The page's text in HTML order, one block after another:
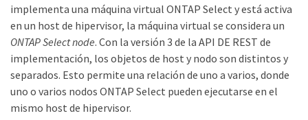
implementa una máquina virtual ONTAP Select y está activa
en un host de hipervisor, la máquina virtual se considera un
ONTAP Select node. Con la versión 3 de la API DE REST de
implementación, los objetos de host y nodo son distintos y
separados. Esto permite una relación de uno a varios, donde
uno o varios nodos ONTAP Select pueden ejecutarse en el
mismo host de hipervisor.